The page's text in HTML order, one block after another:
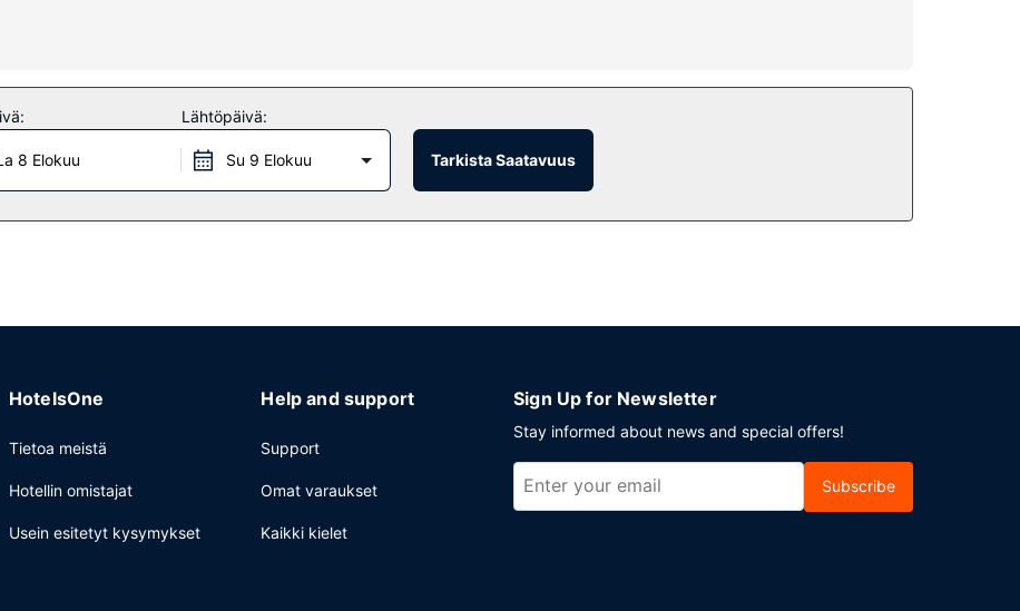
ja ympärivuorokautisen huonepalvelun. Päätä päiväsi nauttimalla muutama drinkki baarissa. Maksullinen
8 Elokuu
Lähtöpäivä:
Su 9 Elokuu Tarkista Saatavuus
HotelsOne
Tietoa meistä
Hotellin omistajat
Usein esitetyt kysymykset
Help and support
Support
Omat varaukset
Kaikki kielet
Sign Up for Newsletter
Stay informed about news and special offers!
Subscribe